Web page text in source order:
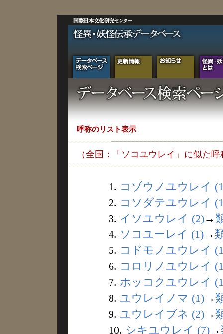
呼称のリスト表示
（全国：「ソコユウレイ」に似た呼
1. コゾウノユウレイ
2. コソダテユウレイ
3. イソユウレイ (2)→
4. ソコユーレイ (1)→
5. コドモノユウレイ
6. コロリノユウレイ
7. ホッコクユウレイ
8. ユウレイノマ (1)→
9. ユウレイブネ (2)→
10. シキユウレイ (7)→